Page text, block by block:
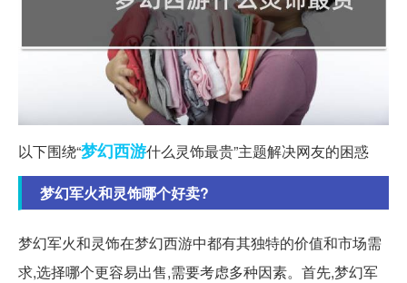
以下围绕“梦幻西游什么灵饰最贵”主题解决网友的困惑
梦幻军火和灵饰哪个好卖?
梦幻军火和灵饰在梦幻西游中都有其独特的价值和市场需
求,选择哪个更容易出售,需要考虑多种因素。首先,梦幻军